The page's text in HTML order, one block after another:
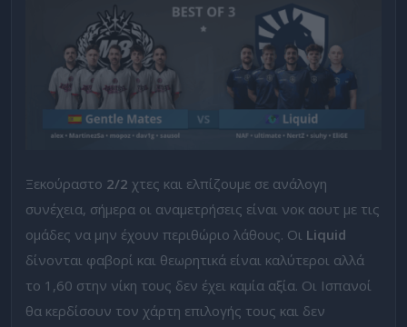
Ξεκούραστο 2/2 χτες και ελπίζουμε σε ανάλογη
συνέχεια, σήμερα οι αναμετρήσεις είναι νοκ αουτ με τις
ομάδες να μην έχουν περιθώριο λάθους. Οι Liquid
δίνονται φαβορί και θεωρητικά είναι καλύτεροι αλλά
το 1,60 στην νίκη τους δεν έχει καμία αξία. Οι Ισπανοί
θα κερδίσουν τον χάρτη επιλογής τους και δεν